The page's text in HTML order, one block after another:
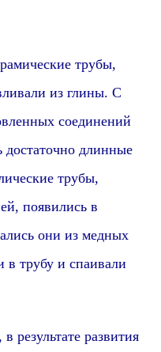
трубы,
из глины. С
соединений
длинные
трубы,
появились в
они из медных
в трубу и спаивали
развития